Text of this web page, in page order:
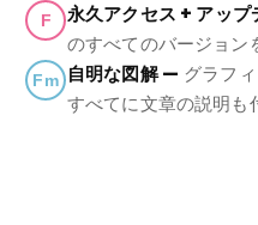
F 永久アクセス + アッ
のすべてのバージョン
Fm 自明な図解 — グラフ
すべてに文章の説明も